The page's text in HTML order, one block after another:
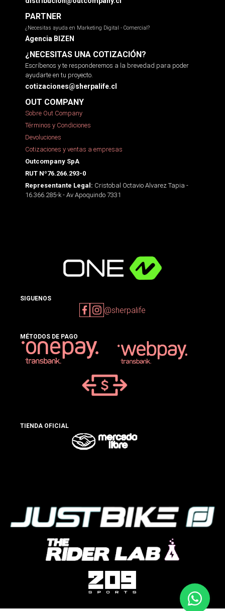
PARTNER
¿Necesitas ayuda en Marketing Digital - Comercial?
Agencia BIZEN
¿NECESITAS UNA COTIZACIÓN?
Escríbenos y te responderemos a la brevedad para poder
ayudarte en tu proyecto.
cotizaciones@sherpalife.cl
OUT COMPANY
Sobre Out Company
Términos y Condiciones
Devoluciones
Cotizaciones y ventas a empresas
Outcompany SpA
RUT Nº76.266.293-0
Representante Legal: Cristobal Octavio Alvarez Tapia -
16.366.285-k - Av Apoquindo 7331
SIGUENOS
@sherpalife
MÉTODOS DE PAGO
TIENDA OFICIAL